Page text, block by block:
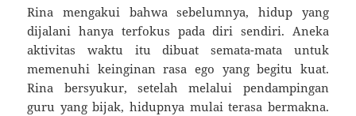
Rina mengakui bahwa sebelumnya, hidup yang
dijalani hanya terfokus pada diri sendiri. Aneka
aktivitas waktu itu dibuat semata-mata untuk
memenuhi keinginan rasa ego yang begitu kuat.
Rina bersyukur, setelah melalui pendampingan
guru yang bijak, hidupnya mulai terasa bermakna.